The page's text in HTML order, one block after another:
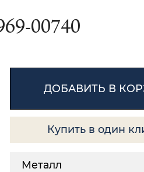
00740
ДОБАВИТЬ В
Купить в один
Металл